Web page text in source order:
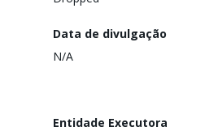
Data de divulgação
N/A
Entidade Executora